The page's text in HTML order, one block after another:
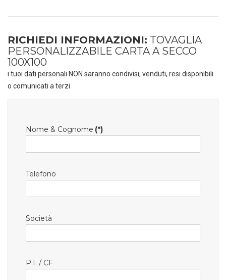
RICHIEDI INFORMAZIONI: TOVAGLIA
PERSONALIZZABILE CARTA A SECCO
100X100
i tuoi dati personali NON saranno condivisi, venduti, resi disponibili
o comunicati a terzi
Nome & Cognome (*)
Telefono
Società
P.I. / CF